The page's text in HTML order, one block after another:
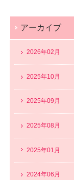
アーカイブ
2026年02月
2025年10月
2025年09月
2025年08月
2025年01月
2024年06月